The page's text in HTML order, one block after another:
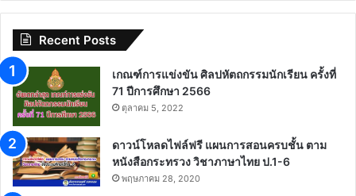
Recent Posts
เกณฑ์การแข่งขัน ศิลปหัตถกรรมนักเรียน ครั้งที่
71 ปีการศึกษา 2566
ตุลาคม 5, 2022
ดาวน์โหลดไฟล์ฟรี แผนการสอนครบชั้น ตาม
หนังสือกระทรวง วิชาภาษาไทย ป.1-6
พฤษภาคม 28, 2020